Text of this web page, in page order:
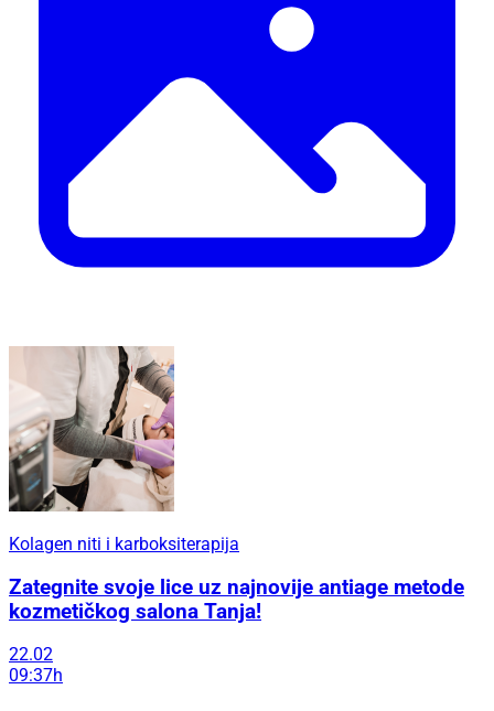
Kolagen niti i karboksiterapija
Zategnite svoje lice uz najnovije antiage metode
kozmetičkog salona Tanja!
22.02
09:37h